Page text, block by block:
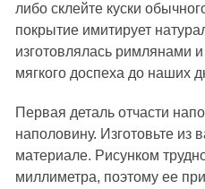
либо склейте куски
покрытие имитирует
изготовлялась римлянами
мягкого доспеха до наших
Первая деталь отчасти
наполовину. Изготовьте из
материале. Рисунком
миллиметра, поэтому ее